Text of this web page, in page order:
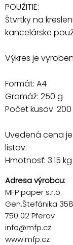
POUŽITIE:
Štvrtky na
kancelárske
Výkres je
Formát: A4
Gramáž: 250 g
Počet kusov: 200
Uvedená cena
listov.
Hmotnosť: 3.15 kg
Adresa výrobcu:
MFP paper s.r.o.
Gen.Štefánika
750 02 Přerov
info@mfp.cz
www.mfp.cz